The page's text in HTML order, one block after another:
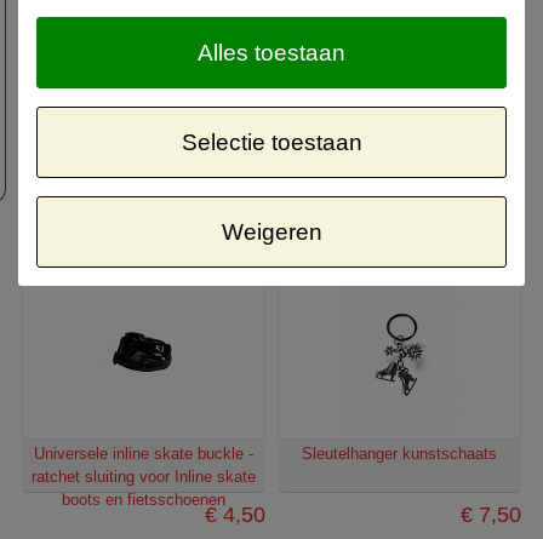
Bones Swiss lagers 608 8-pack
Universele inline skate strap 12
cm – vervangingsstrap voor
Inline skates en fietsschoenen
Universele inline skate buckle -
ratchet sluiting voor Inline skate
boots en fietsschoenen
€ 4,50
Sleutelhanger kunstschaats
€ 7,50
Weigeren
Selectie toestaan
Alles toestaan